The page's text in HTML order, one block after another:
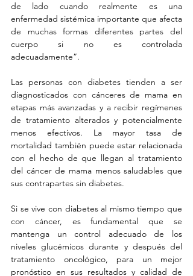
de lado cuando realmente es una
enfermedad sistémica importante que afecta
de muchas formas diferentes partes del
cuerpo si no es controlada
adecuadamente”.
Las personas con diabetes tienden a ser
diagnosticados con cánceres de mama en
etapas más avanzadas y a recibir regímenes
de tratamiento alterados y potencialmente
menos efectivos. La mayor tasa de
mortalidad también puede estar relacionada
con el hecho de que llegan al tratamiento
del cáncer de mama menos saludables que
sus contrapartes sin diabetes.
Si se vive con diabetes al mismo tiempo que
con cáncer, es fundamental que se
mantenga un control adecuado de los
niveles glucémicos durante y después del
tratamiento oncológico, para un mejor
pronóstico en sus resultados y calidad de